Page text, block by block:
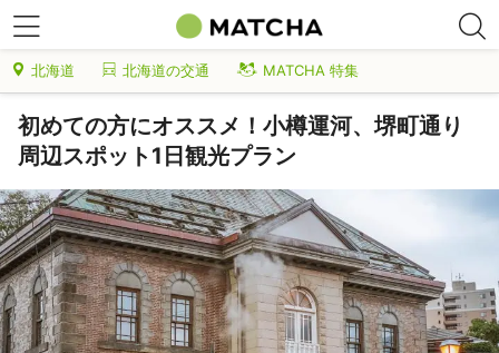
北海道 北海道の交通 MATCHA 特集
初めての方にオススメ！小樽運河、堺町通り
周辺スポット1日観光プラン